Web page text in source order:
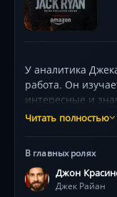
У аналитика
работа. Он
интересные и
он сталкивается
начинает
выливающееся в
Европе.
Читать полностью
В главных ролях
Джон
Джек Райан